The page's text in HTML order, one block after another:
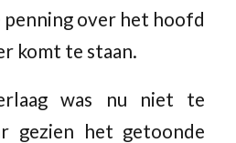
over het hoofd
komt te staan.
was nu niet te
gezien het getoonde